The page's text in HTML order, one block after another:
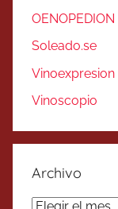
OENOPEDION
Soleado.se
Vinoexpresion
Vinoscopio
Archivo
Archivo